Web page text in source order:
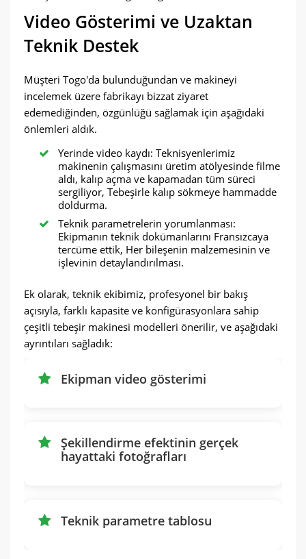
Video Gösterimi ve Uzaktan
Teknik Destek
Müşteri Togo'da bulunduğundan ve makineyi
incelemek üzere fabrikayı bizzat ziyaret
edemediğinden, özgünlüğü sağlamak için aşağıdaki
önlemleri aldık.
Yerinde video kaydı: Teknisyenlerimiz
makinenin çalışmasını üretim atölyesinde filme
aldı, kalıp açma ve kapamadan tüm süreci
sergiliyor, Tebeşirle kalıp sökmeye hammadde
doldurma.
Teknik parametrelerin yorumlanması:
Ekipmanın teknik dokümanlarını Fransızcaya
tercüme ettik, Her bileşenin malzemesinin ve
işlevinin detaylandırılması.
Ek olarak, teknik ekibimiz, profesyonel bir bakış
açısıyla, farklı kapasite ve konfigürasyonlara sahip
çeşitli tebeşir makinesi modelleri önerilir, ve aşağıdaki
ayrıntıları sağladık:
Ekipman video gösterimi
Şekillendirme efektinin gerçek
hayattaki fotoğrafları
Teknik parametre tablosu